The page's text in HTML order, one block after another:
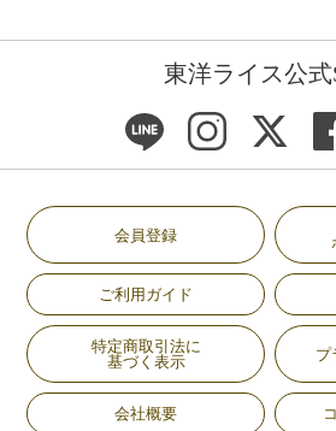
東洋ライス公式
会員登録
ご利用ガイド
特定商取引法に
基づく表示
プ
会社概要